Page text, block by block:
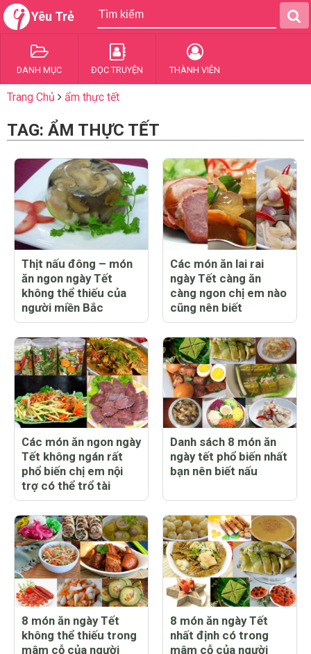
Yêu Trẻ
DANH MỤC ĐỌC TRUYỆN THÀNH VIÊN
Trang Chủ ẩm thực tết
TAG: ẨM THỰC TẾT
Thịt nấu đông – món
ăn ngon ngày Tết
không thể thiếu của
người miền Bắc
Các món ăn lai rai
ngày Tết càng ăn
càng ngon chị em nào
cũng nên biết
Các món ăn ngon ngày
Tết không ngán rất
phổ biến chị em nội
trợ có thể trổ tài
Danh sách 8 món ăn
ngày tết phổ biến nhất
bạn nên biết nấu
8 món ăn ngày Tết
không thể thiếu trong
mâm cỗ của người
8 món ăn ngày Tết
nhất định có trong
mâm cỗ của người